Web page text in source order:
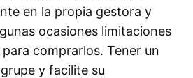
en la propia gestora y
ocasiones limitaciones
comprarlos. Tener un
y facilite su